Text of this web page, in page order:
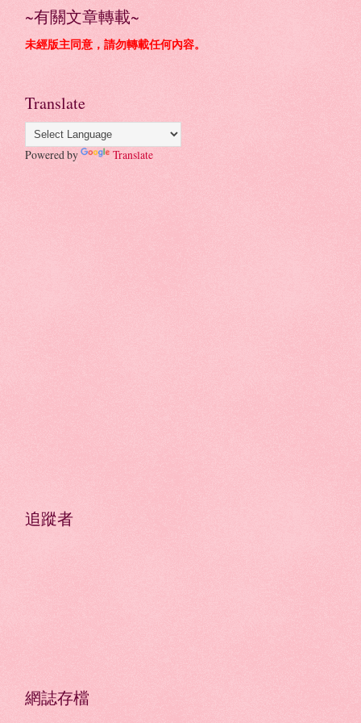
~有關文章轉載~
未經版主同意，請勿轉載任何內容。
Translate
Powered by Translate
追蹤者
網誌存檔